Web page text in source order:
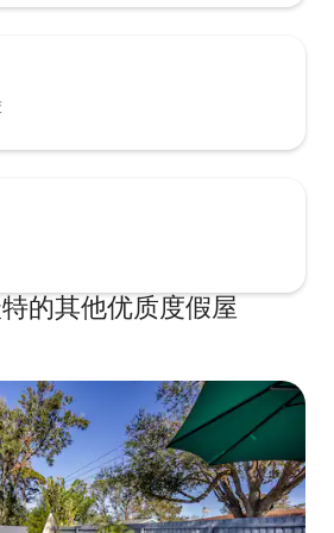
的其他优质度假屋